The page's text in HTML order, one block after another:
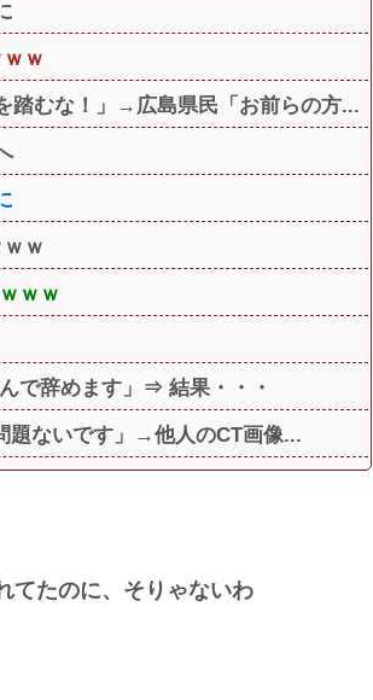
ｗ
踏むな！」→広島県民「お前らの方...
ｗ
ｗｗ
で辞めます」⇒ 結果・・・
題ないです」→他人のCT画像...
てたのに、そりゃないわ